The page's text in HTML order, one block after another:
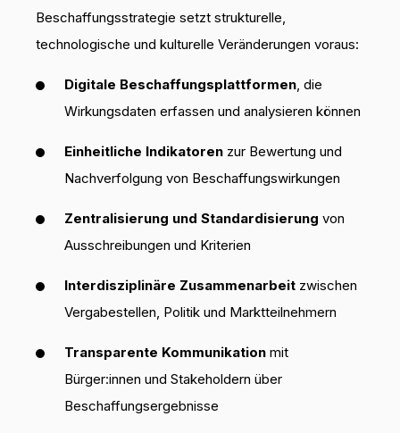
Beschaffungsstrategie setzt strukturelle,
technologische und kulturelle Veränderungen voraus:
Digitale Beschaffungsplattformen, die
Wirkungsdaten erfassen und analysieren können
Einheitliche Indikatoren zur Bewertung und
Nachverfolgung von Beschaffungswirkungen
Zentralisierung und Standardisierung von
Ausschreibungen und Kriterien
Interdisziplinäre Zusammenarbeit zwischen
Vergabestellen, Politik und Marktteilnehmern
Transparente Kommunikation mit
Bürger:innen und Stakeholdern über
Beschaffungsergebnisse